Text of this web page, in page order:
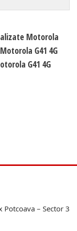
Motorola
G41 4G
G41 4G
Potcoava – Sector 3